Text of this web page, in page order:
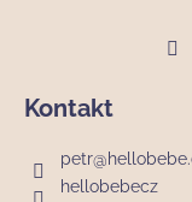
Kontakt
petr@
hellobebecz